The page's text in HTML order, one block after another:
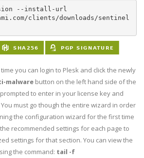
--install-url
clients/downloads/sentinel
you can login to Plesk and click the newly
malware button on the left hand side of the
to enter in your license key and
must go though the entire wizard in order
the configuration wizard for the first time
recommended settings for each page to
settings for that section. You can view the
the command: tail -f